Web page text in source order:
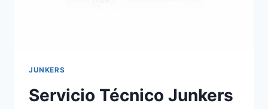
JUNKERS
Servicio Técnico Junkers